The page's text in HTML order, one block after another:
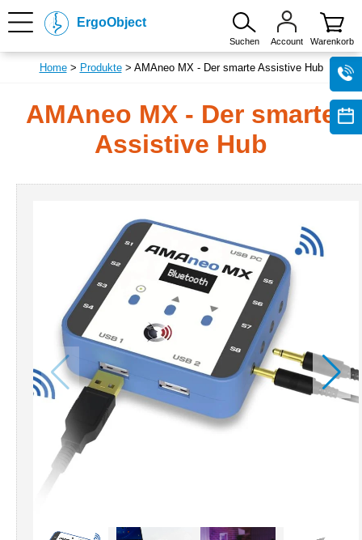
ErgoObject
Suchen Account Warenkorb
Home> Produkte> AMAneo MX - Der smarte Assistive Hub
AMAneo MX - Der smarte
Assistive Hub